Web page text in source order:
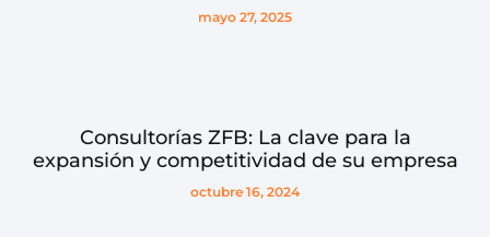
mayo 27, 2025
Consultorías ZFB: La clave para la
expansión y competitividad de su empresa
octubre 16, 2024